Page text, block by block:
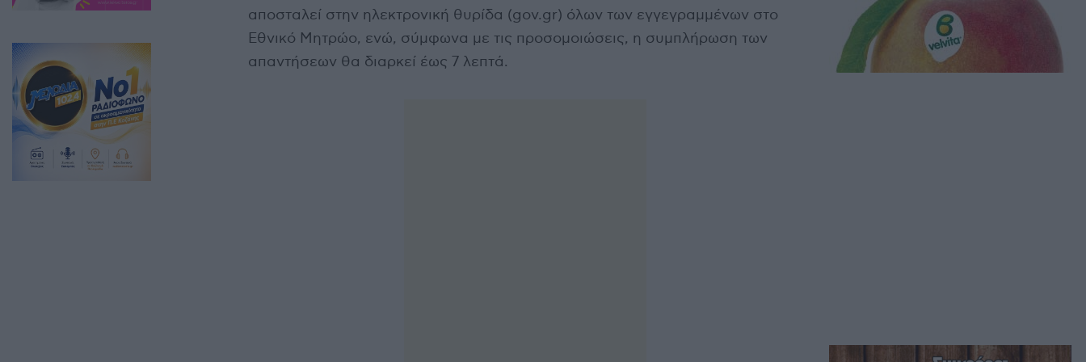
αποσταλεί στην ηλεκτρονική θυρίδα (gov.gr) όλων των εγγεγραμμένων στο
Εθνικό Μητρώο, ενώ, σύμφωνα με τις προσομοιώσεις, η συμπλήρωση των
απαντήσεων θα διαρκεί έως 7 λεπτά.